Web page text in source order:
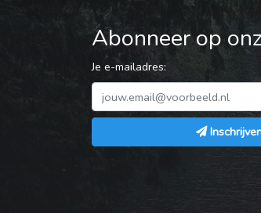
Abonneer op
Je e-mailadres: